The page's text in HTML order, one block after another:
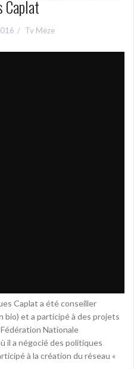
Caplat
Tv Mèze
Caplat a été conseiller
bio) et a participé à des projets
Nationale
il a négocié des politiques
à la création du réseau «